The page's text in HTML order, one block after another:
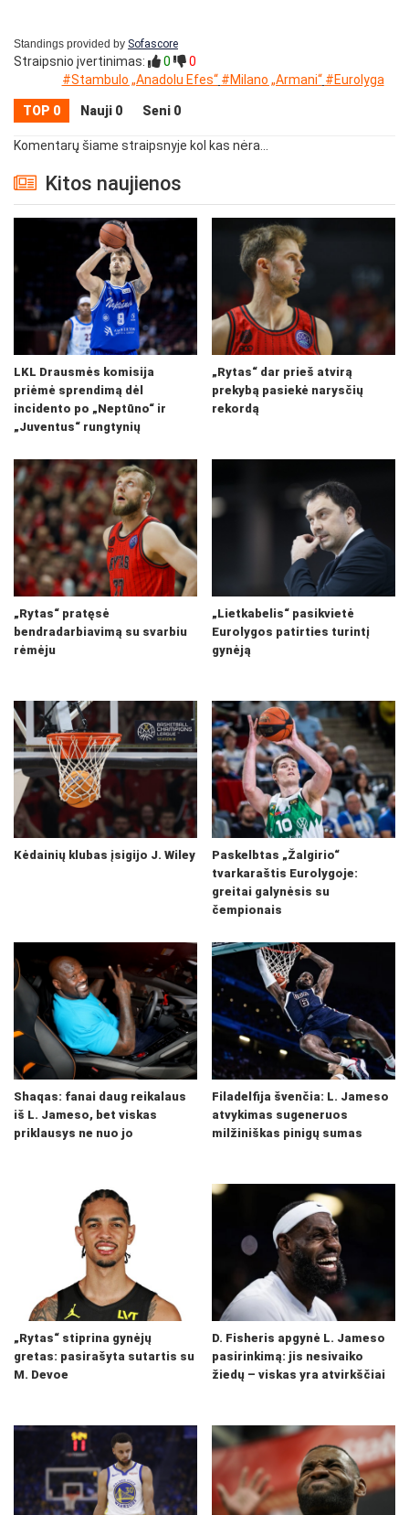
Standings provided by Sofascore
Straipsnio įvertinimas: 0
0
#Stambulo „Anadolu Efes“ #Milano „Armani“ #Eurolyga
TOP 0 Nauji 0 Seni 0
Komentarų šiame straipsnyje kol kas nėra...
Kitos naujienos
LKL Drausmės komisija
priėmė sprendimą dėl
incidento po „Neptūno“ ir
„Juventus“ rungtynių
„Rytas“ dar prieš atvirą
prekybą pasiekė narysčių
rekordą
„Rytas“ pratęsė
bendradarbiavimą su svarbiu
rėmėju
„Lietkabelis“ pasikvietė
Eurolygos patirties turintį
gynėją
Kėdainių klubas įsigijo J. Wiley
Paskelbtas „Žalgirio“
tvarkaraštis Eurolygoje:
greitai galynėsis su
čempionais
Shaqas: fanai daug reikalaus
iš L. Jameso, bet viskas
priklausys ne nuo jo
Filadelfija švenčia: L. Jameso
atvykimas sugeneruos
milžiniškas pinigų sumas
„Rytas“ stiprina gynėjų
gretas: pasirašyta sutartis su
M. Devoe
D. Fisheris apgynė L. Jameso
pasirinkimą: jis nesivaiko
žiedų – viskas yra atvirkščiai